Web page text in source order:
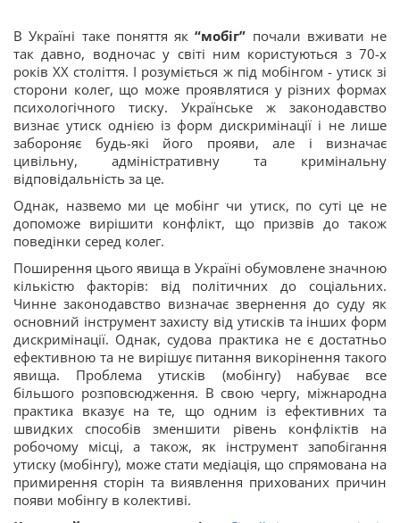
В Україні таке поняття як“мобіг” почали вживати не
так давно, водночас у світі ним користуються з 70-х
років ХХ століття. І розуміється ж під мобінгом - утиск зі
сторони колег, що може проявлятися у різних формах
психологічного тиску. Українське ж законодавство
визнає утиск однією із форм дискримінації і не лише
забороняє будь-які його прояви, але і визначає
цивільну, адміністративну та кримінальну
відповідальність за це.
Однак, назвемо ми це мобінг чи утиск, по суті це не
допоможе вирішити конфлікт, що призвів до також
поведінки серед колег.
Поширення цього явища в Україні обумовлене значною
кількістю факторів: від політичних до соціальних.
Чинне законодавство визначає звернення до суду як
основний інструмент захисту від утисків та інших форм
дискримінації. Однак, судова практика не є достатньо
ефективною та не вирішує питання викорінення такого
явища. Проблема утисків (мобінгу) набуває все
більшого розповсюдження. В свою чергу, міжнародна
практика вказує на те, що одним із ефективних та
швидких способів зменшити рівень конфліктів на
робочому місці, а також, як інструмент запобігання
утиску (мобінгу), може стати медіація, що спрямована на
примирення сторін та виявлення прихованих причин
появи мобінгу в колективі.